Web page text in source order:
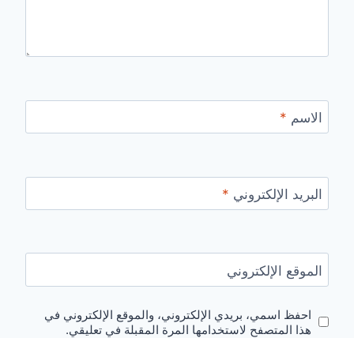
الاسم *
البريد الإلكتروني *
الموقع الإلكتروني
احفظ اسمي، بريدي الإلكتروني، والموقع الإلكتروني في
هذا المتصفح لاستخدامها المرة المقبلة في تعليقي.